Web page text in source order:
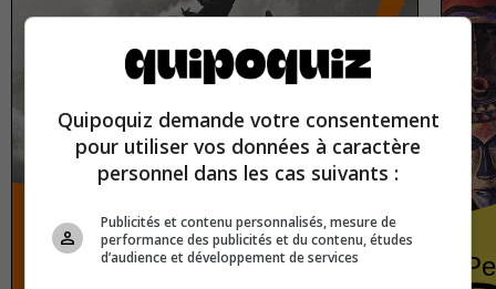
The Second World War
Quipoquiz demande votre consentement
pour utiliser vos données à caractère
personnel dans les cas suivants :
Publicités et contenu personnalisés, mesure de
performance des publicités et du contenu, études
d’audience et développement de services